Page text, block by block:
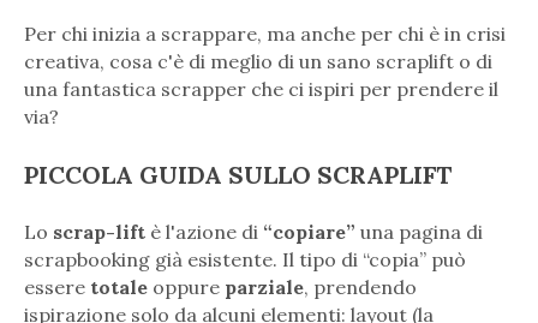
Per chi inizia a scrappare, ma anche per chi è in crisi
creativa, cosa c'è di meglio di un sano scraplift o di
una fantastica scrapper che ci ispiri per prendere il
via?
PICCOLA GUIDA SULLO SCRAPLIFT
Lo scrap-lift è l'azione di “copiare” una pagina di
scrapbooking già esistente. Il tipo di “copia” può
essere totale oppure parziale, prendendo
ispirazione solo da alcuni elementi: layout (la